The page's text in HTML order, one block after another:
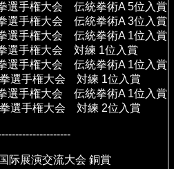
選手権大会 伝統拳術A 5位入賞
選手権大会 伝統拳術A 3位入賞
選手権大会 伝統拳術A 1位入賞
選手権大会 対練 1位入賞
選手権大会 伝統拳術A 1位入賞
選手権大会 対練 1位入賞
選手権大会 伝統拳術A 1位入賞
選手権大会 対練 2位入賞
际展演交流大会 銅賞